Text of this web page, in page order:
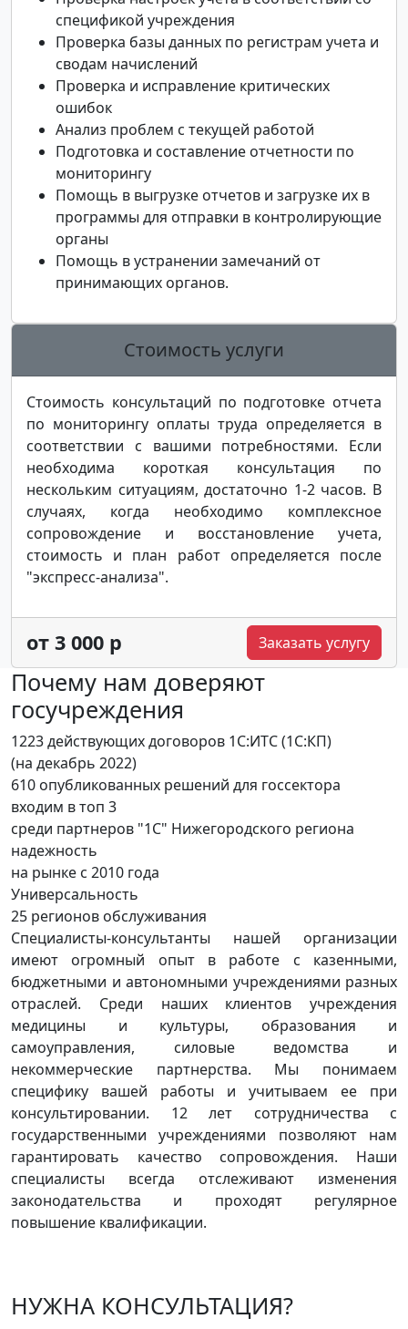
спецификой учреждения
Проверка базы данных по регистрам учета и
сводам начислений
Проверка и исправление критических
ошибок
Анализ проблем с текущей работой
Подготовка и составление отчетности по
мониторингу
Помощь в выгрузке отчетов и загрузке их в
программы для отправки в контролирующие
органы
Помощь в устранении замечаний от
принимающих органов.
Стоимость услуги
Стоимость консультаций по подготовке отчета
по мониторингу оплаты труда определяется в
соответствии с вашими потребностями. Если
необходима короткая консультация по
нескольким ситуациям, достаточно 1-2 часов. В
случаях, когда необходимо комплексное
сопровождение и восстановление учета,
стоимость и план работ определяется после
"экспресс-анализа".
от 3 000 р Заказать услугу
Почему нам доверяют
госучреждения
1223 действующих договоров 1С:ИТС (1С:КП)
(на декабрь 2022)
610 опубликованных решений для госсектора
входим в топ 3
среди партнеров "1С" Нижегородского региона
надежность
на рынке с 2010 года
Универсальность
25 регионов обслуживания
Специалисты-консультанты нашей организации
имеют огромный опыт в работе с казенными,
бюджетными и автономными учреждениями разных
отраслей. Среди наших клиентов учреждения
медицины и культуры, образования и
самоуправления, силовые ведомства и
некоммерческие партнерства. Мы понимаем
специфику вашей работы и учитываем ее при
консультировании. 12 лет сотрудничества с
государственными учреждениями позволяют нам
гарантировать качество сопровождения. Наши
специалисты всегда отслеживают изменения
законодательства и проходят регулярное
повышение квалификации.
НУЖНА КОНСУЛЬТАЦИЯ?